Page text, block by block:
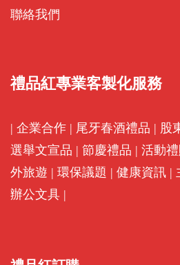
聯絡我們
禮品紅專業客製化服務
| 企業合作 | 尾牙春酒禮品 | 股
選舉文宣品 | 節慶禮品 | 活動
外旅遊 | 環保議題 | 健康資訊 |
辦公文具 |